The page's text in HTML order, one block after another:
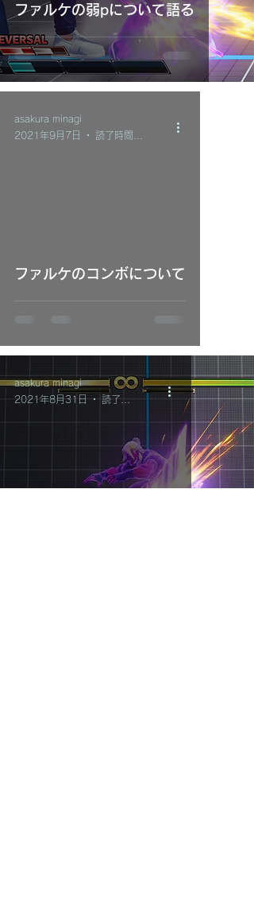
ファルケの弱pについて語る
ファルケのコンボについて
asakura minagi
2021年9月7日
asakura minagi
2021年8月31日